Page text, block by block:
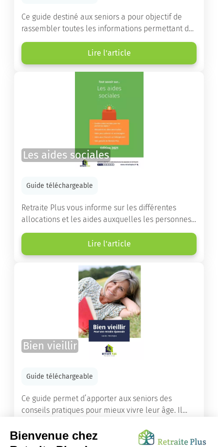
Ce guide destiné aux seniors a pour objectif de
rassembler toutes les informations permettant de
choisir la résidence services seniors adaptée.
Lire l'article
Les aides sociales
Guide téléchargeable
Retraite Plus vous informe sur les différentes
allocations et les aides auxquelles les personnes
âgées ont droit pour financer un séjour en maison
de retraite ou un maintien à domicile.
Lire l'article
Bien vieillir
Guide téléchargeable
Ce guide permet d’apporter aux seniors des
conseils pratiques pour mieux vivre leur âge. Il
améliorer sa santé grâce à l’alimentation...
Lire l'article